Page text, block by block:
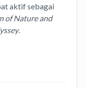
aktif sebagai
of Nature and
.